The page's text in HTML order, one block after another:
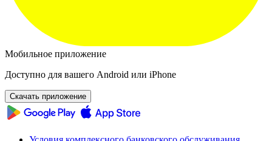
Мобильное приложение
Доступно для вашего Android или iPhone
Скачать приложение